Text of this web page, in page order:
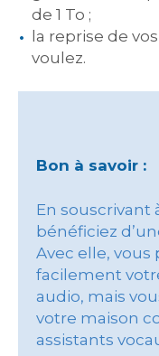
de 1 To ;
la reprise de
voulez.
Bon à savoir :
En souscrivant
bénéficiez
Avec elle,
facilement
audio, mais
votre maison
assistants